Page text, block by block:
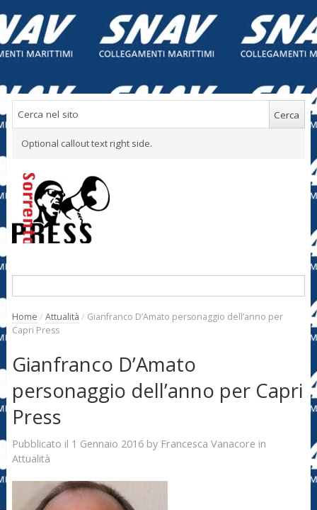
Optional callout text right side.
Home / Attualità / Gianfranco D’Amato personaggio dell’anno per
Capri Press
Gianfranco D’Amato
personaggio dell’anno per Capri
Press
Pubblicato il 1 Gennaio 2016by Francesca Vanacore in
Attualità